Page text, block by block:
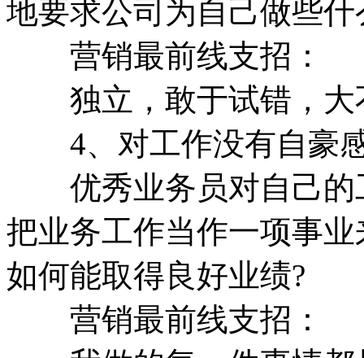
地要求公司为自己做些什
营销最前线支招：
独立，敢于试错，大
4、对工作没有自豪
优秀业务员对自己的
把业务工作当作一项事
如何能取得良好业绩?
营销最前线支招：